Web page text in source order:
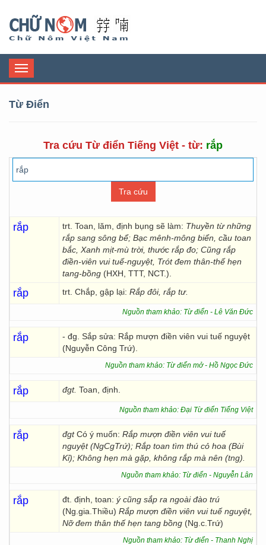
Toggle
navigation
Từ Điển
Tra cứu Từ điển Tiếng Việt - từ: rắp
rắp trt. Toan, lăm, định bụng sẽ làm: Thuyền từ những
rắp sang sông bể; Bạc mênh-mông biển, cầu toan
bắc, Xanh mịt-mù trời, thước rắp đo; Cũng rắp
điền-viên vui tuế-nguyệt, Trót đem thân-thế hẹn
tang-bồng (HXH, TTT, NCT.).
rắp trt. Chắp, gập lại: Rắp đôi, rắp tư.
Nguồn tham khảo: Từ điển - Lê Văn Đức
rắp
- đg. Sắp sửa: Rắp mượn điền viên vui tuế nguyệt
(Nguyễn Công Trứ).
Nguồn tham khảo: Từ điển mở - Hồ Ngọc Đức
rắp đgt. Toan, định.
Nguồn tham khảo: Đại Từ điển Tiếng Việt
rắp đgtCó ý muốn: Rắp mượn điền viên vui tuế
nguyệt (NgCgTrứ); Rắp toan tìm thú cỏ hoa (Bùi
Kỉ); Không hẹn mà gặp, không rắp mà nên (tng).
Nguồn tham khảo: Từ điển - Nguyễn Lân
rắp đt. định, toan: ý cũng sắp ra ngoài đào trú
(Ng.gia.Thiều) Rắp mượn điền viên vui tuế nguyệt,
Nỡ đem thân thế hẹn tang bồng (Ng.c.Trứ)
Nguồn tham khảo: Từ điển - Thanh Nghị